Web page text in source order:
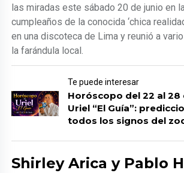
las miradas este sábado 20 de junio en
cumpleaños de la conocida ‘chica
en una discoteca de Lima y reunió a
la farándula local.
Te puede interesar
Horóscopo del 22 al 28
Uriel “El Guía”:
todos los signos del
Shirley Arica y Pablo